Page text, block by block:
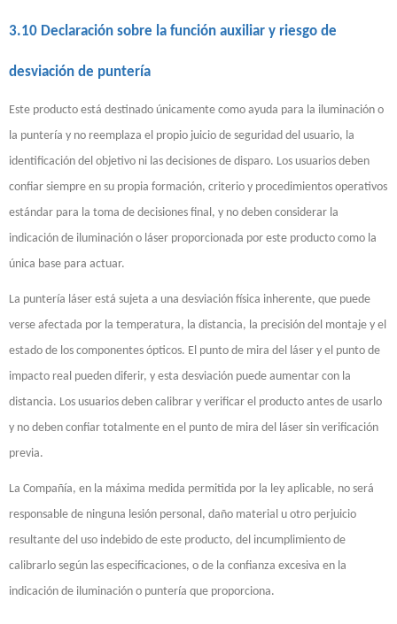
3.10 Declaración sobre la función auxiliar y riesgo de
desviación de puntería
Este producto está destinado únicamente como ayuda para la iluminación o
la puntería y no reemplaza el propio juicio de seguridad del usuario, la
identificación del objetivo ni las decisiones de disparo. Los usuarios deben
confiar siempre en su propia formación, criterio y procedimientos operativos
estándar para la toma de decisiones final, y no deben considerar la
indicación de iluminación o láser proporcionada por este producto como la
única base para actuar.
La puntería láser está sujeta a una desviación física inherente, que puede
verse afectada por la temperatura, la distancia, la precisión del montaje y el
estado de los componentes ópticos. El punto de mira del láser y el punto de
impacto real pueden diferir, y esta desviación puede aumentar con la
distancia. Los usuarios deben calibrar y verificar el producto antes de usarlo
y no deben confiar totalmente en el punto de mira del láser sin verificación
previa.
La Compañía, en la máxima medida permitida por la ley aplicable, no será
responsable de ninguna lesión personal, daño material u otro perjuicio
resultante del uso indebido de este producto, del incumplimiento de
calibrarlo según las especificaciones, o de la confianza excesiva en la
indicación de iluminación o puntería que proporciona.